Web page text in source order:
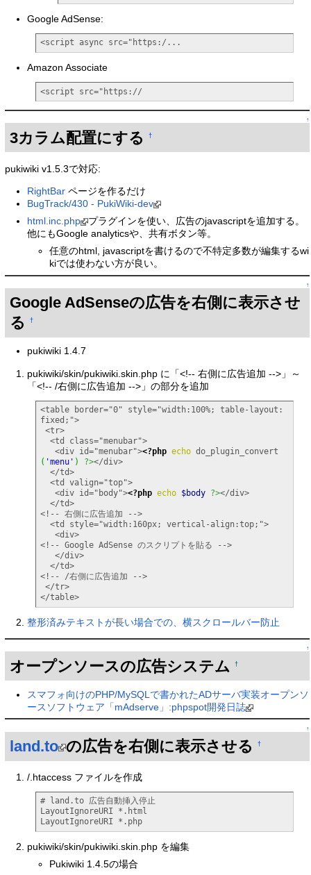
Google AdSense:
<script async src="https:/...
Amazon Associate
<script src="https://
↑
3カラム配置にする †
pukiwiki v1.5.3で対応:
RightBar ページを作るだけ
BugTrack/430 - PukiWiki-dev
html.inc.php
プラグインを使い、広告のjavascriptを追加する。
他にもGoogle analyticsや、共有ボタン等。
任意のhtml, javascriptを書けるので不特定多数が編集するwi
kiでは使わない方が良い。
↑
Google AdSenseの広告を右側に表示させ
る
†
pukiwiki 1.4.7
pukiwiki/skin/pukiwiki.skin.php に「<!-- 右側に広告追加 -->」～
「<!-- /右側に広告追加 -->」の部分を追加
<table border="0" style="width:100%; table-layout:
fixed;">
   <div id="menubar">
<?php echo do_plugin_convert
( 'menu' ) ?></div>
   <div id="body">
<?php echo $body ?></div>
<!-- 右側に広告追加 -->
<!-- Google AdSense のスクリプトを貼る -->
<!-- /右側に広告追加 -->
</table>
整形済みテキストが長い場合での、横スクロールバー防止
↑
オープンソースの広告システム †
スマフォ向けのPHP/MySQLで書かれたADサーバ実装オープンソ
ースソフトウェア「mAdserve」:phpspot開発日誌
↑
land.to の広告を右側に表示させる †
/.htaccess ファイルを作成
# land.to 広告自動挿入停止
LayoutIgnoreURI *.html
LayoutIgnoreURI *.php
pukiwiki/skin/pukiwiki.skin.php を編集
Pukiwiki 1.4.5の場合